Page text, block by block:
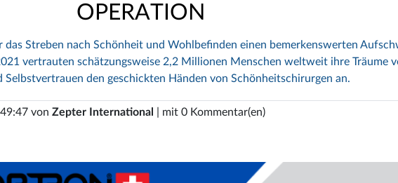
OPERATION
Streben nach Schönheit und Wohlbefinden einen bemerkenswerten
vertrauten schätzungsweise 2,2 Millionen Menschen weltweit ihre Träume
Selbstvertrauen den geschickten Händen von Schönheitschirurgen an.
von Zepter International | mit 0 Kommentar(en)